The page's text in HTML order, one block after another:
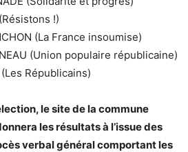
!)
(La France insoumise)
(Union populaire républicaine)
Républicains)
le site de la commune
les résultats à l’issue des
verbal général comportant les